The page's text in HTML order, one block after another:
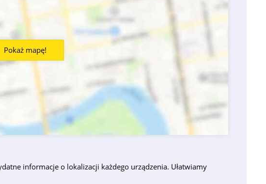
Pokaż mapę!
informacje o lokalizacji każdego urządzenia. Ułatwiamy